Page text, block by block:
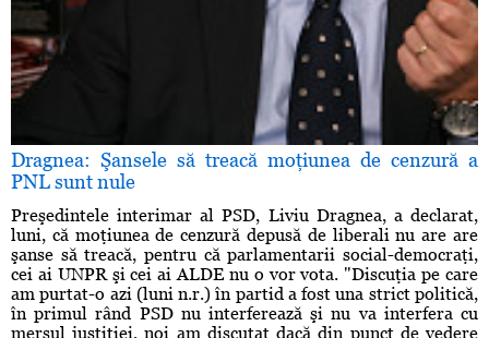
Dragnea: Şansele să treacă moţiunea de cenzură a
PNL sunt nule
Preşedintele interimar al PSD, Liviu Dragnea, a declarat,
luni, că moţiunea de cenzură depusă de liberali nu are are
şanse să treacă, pentru că parlamentarii social-democraţi,
cei ai UNPR şi cei ai ALDE nu o vor vota. "Discuţia pe care
am purtat-o azi (luni n.r.) în partid a fost una strict politică,
în primul rând PSD nu interferează şi nu va interfera cu
mersul justiţiei, noi am discutat dacă din punct de vedere